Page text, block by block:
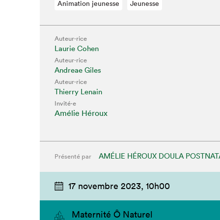
Animation jeunesse Jeunesse
Auteur·rice
Laurie Cohen
Auteur·rice
Andreae Giles
Auteur·rice
Thierry Lenain
Invité⋅e
Amélie Héroux
Présenté par AMÉLIE HÉROUX DOULA
17 novembre 2023, 10h00
Maternité Ô Naturel